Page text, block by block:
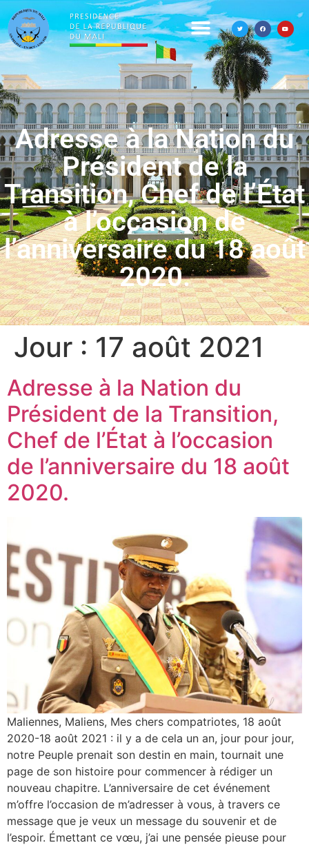
Adresse à la Nation du
Président de la
Transition, Chef de l’État
à l’occasion de
l’anniversaire du 18 août
2020.
Jour : 17 août 2021
Adresse à la Nation du
Président de la Transition,
Chef de l’État à l’occasion
de l’anniversaire du 18 août
2020.
Maliennes, Maliens, Mes chers compatriotes, 18 août
2020-18 août 2021 : il y a de cela un an, jour pour jour,
notre Peuple prenait son destin en main, tournait une
page de son histoire pour commencer à rédiger un
nouveau chapitre. L’anniversaire de cet événement
m’offre l’occasion de m’adresser à vous, à travers ce
message que je veux un message du souvenir et de
l’espoir. Émettant ce vœu, j’ai une pensée pieuse pour